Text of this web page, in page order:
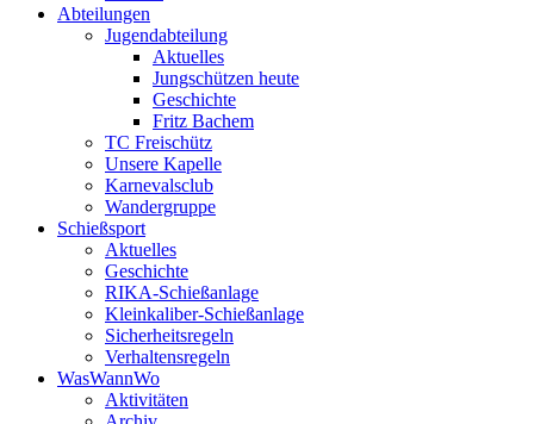
Abteilungen
Jugendabteilung
Aktuelles
Jungschützen heute
Geschichte
Fritz Bachem
TC Freischütz
Unsere Kapelle
Karnevalsclub
Wandergruppe
Schießsport
Aktuelles
Geschichte
RIKA-Schießanlage
Kleinkaliber-Schießanlage
Sicherheitsregeln
Verhaltensregeln
WasWannWo
Aktivitäten